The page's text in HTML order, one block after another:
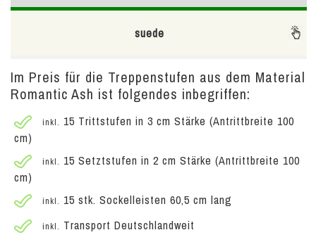
suede
Im Preis für die Treppenstufen aus dem Material
Romantic Ash ist folgendes inbegriffen:
inkl. 15 Trittstufen in 3 cm Stärke (Antrittbreite 100
cm)
inkl. 15 Setztstufen in 2 cm Stärke (Antrittbreite 100
cm)
inkl. 15 stk. Sockelleisten 60,5 cm lang
inkl. Transport Deutschlandweit